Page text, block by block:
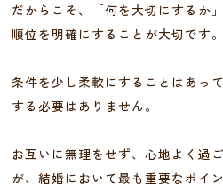
だからこそ、「何を大切にするか
順位を明確にすることが大切です。
条件を少し柔軟にすることはあっ
する必要はありません。
お互いに無理をせず、心地よく過
が、結婚において最も重要なポイン